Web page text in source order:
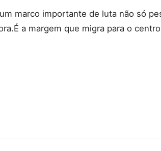
marco importante de luta não só
a margem que migra para o